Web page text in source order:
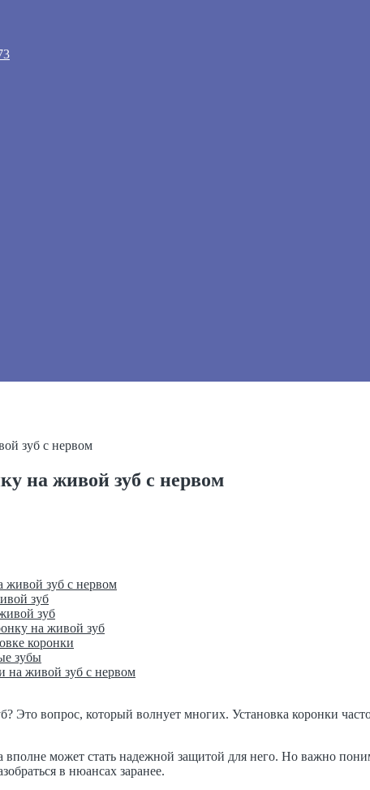
зуб с нервом
на живой зуб с нервом
живой зуб с нервом
зуб
зуб
на живой зуб
коронки
зубы
на живой зуб с нервом
Это вопрос, который волнует многих. Установка коронки
может стать надежной защитой для него. Но важно
в нюансах заранее.